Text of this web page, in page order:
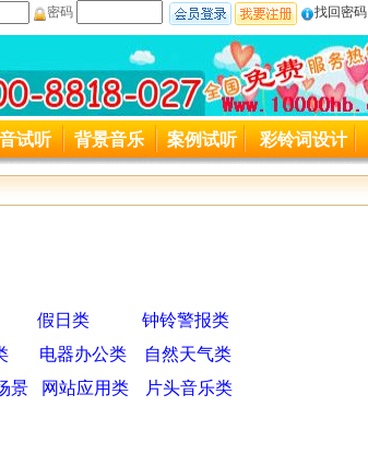
密码 找回密码
线变更公司400-8818-027起用
变更为4008818027,特此通知。
试听 背景音乐 案例试听 彩铃词设计
假日类
钟铃警报类
电器办公类
自然天气类
景 网站应用类
片头音乐类